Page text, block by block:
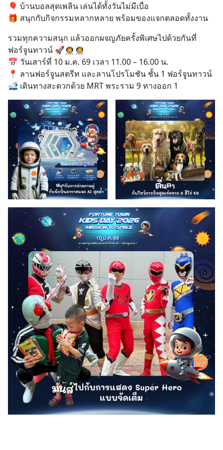
Search
for:
🎈 บ้านบอลสุดเพลิน เล่นได้ทั้งวันไม่มีเบื่อ
🎁 สนุกกับกิจกรรมหลากหลาย พร้อมของแจกตลอดทั้งงาน
รวมทุกความสนุก แล้วออกผจญภัยครั้งพิเศษไปด้วยกันที่
ฟอร์จูนทาวน์ 🚀👨‍🚀👩‍🚀
📅 วันเสาร์ที่ 10 ม.ค. 69 เวลา 11.00 – 16.00 น.
📍 ลานฟอร์จูนสตรีท และลานโปรโมชัน ชั้น 1 ฟอร์จูนทาวน์
🚅 เดินทางสะดวกด้วย MRT พระราม 9 ทางออก 1